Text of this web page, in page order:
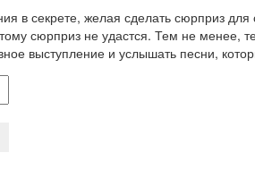
в секрете, желая сделать сюрприз
сюрприз не удастся. Тем не менее,
выступление и услышать песни,